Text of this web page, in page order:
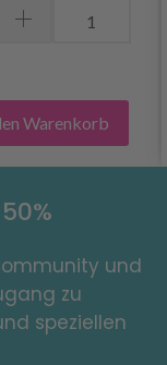
Warenkorb
und
zu
speziellen